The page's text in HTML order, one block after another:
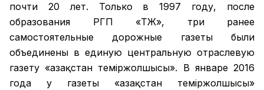
почти 20 лет. Только в 1997 году, после
образования РГП «ҚТЖ», три ранее
самостоятельные дорожные газеты были
объединены в единую центральную отраслевую
газету «Қазақстан темiржолшысы». В январе 2016
года у газеты «Қазақстан теміржолшысы»